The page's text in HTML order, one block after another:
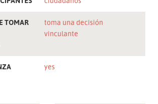
TOMAR
toma una decisión
vinculante
yes